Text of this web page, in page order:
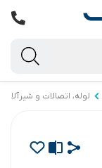
لوله، اتصالات و شیرآلات